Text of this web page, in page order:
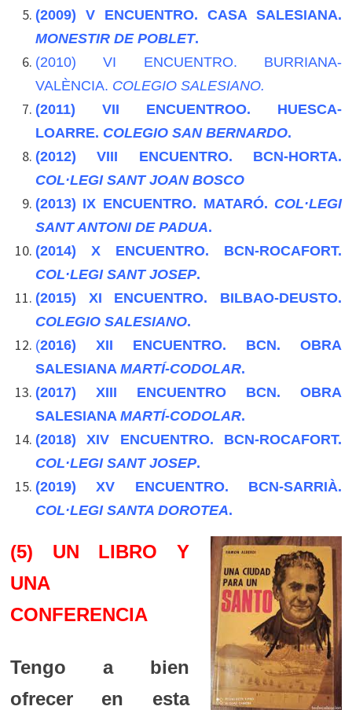
(2009) V ENCUENTRO. CASA SALESIANA.
MONESTIR DE POBLET.
(2010) VI ENCUENTRO. BURRIANA-
VALÈNCIA. COLEGIO SALESIANO.
(2011) VII ENCUENTROO. HUESCA-
LOARRE. COLEGIO SAN BERNARDO.
(2012)VIII ENCUENTRO. BCN-HORTA.
COL·LEGI SANT JOAN BOSCO
(2013) IX ENCUENTRO. MATARÓ. COL·LEGI
SANT ANTONI DE PADUA.
(2014) X ENCUENTRO. BCN-ROCAFORT.
COL·LEGI SANT JOSEP.
(2015) XI ENCUENTRO. BILBAO-DEUSTO.
COLEGIO SALESIANO.
(2016)
XII ENCUENTRO. BCN. OBRA
SALESIANA MARTÍ-CODOLAR.
(2017)
XIII ENCUENTRO BCN. OBRA
SALESIANA MARTÍ-CODOLAR.
(2018)XIV ENCUENTRO. BCN-ROCAFORT.
COL·LEGI SANT JOSEP.
(2019)
XV ENCUENTRO. BCN-SARRIÀ.
COL·LEGI SANTA DOROTEA.
(5) UN LIBRO Y
UNA
CONFERENCIA
Tengo a bien
ofrecer en esta